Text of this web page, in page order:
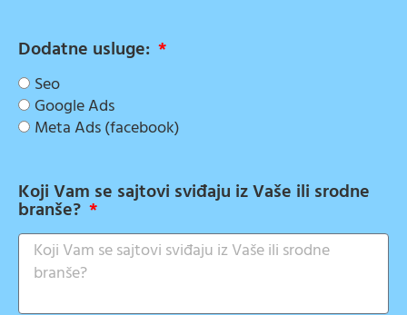
Dodatne usluge:
Seo
Google Ads
Meta Ads (facebook)
Koji Vam se sajtovi sviđaju iz Vaše ili srodne
branše?